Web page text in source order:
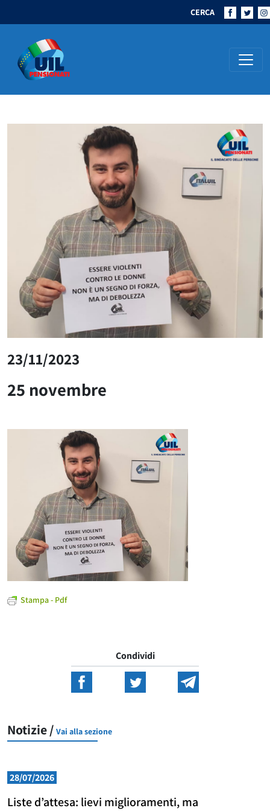
CERCA
Navigazione principale
23/11/2023
25 novembre
Stampa - Pdf
Condividi
Notizie / Vai alla sezione
28/07/2026
Liste d’attesa: lievi miglioramenti, ma